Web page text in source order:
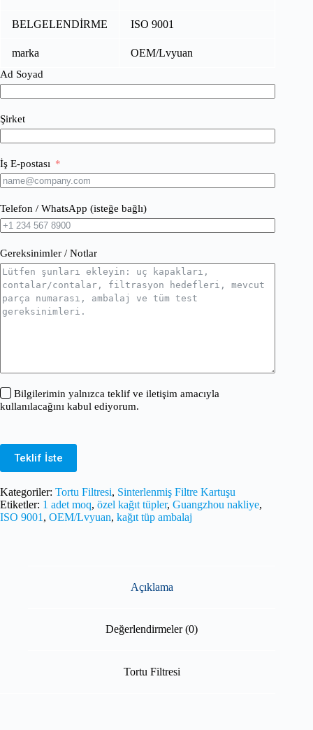
BELGELENDİRME ISO 9001
marka OEM/Lvyuan
Ad Soyad
Şirket
İş E-postası
Telefon / WhatsApp (isteğe bağlı)
Gereksinimler / Notlar
Bilgilerimin yalnızca teklif ve iletişim amacıyla
kullanılacağını kabul ediyorum.
Teklif İste
Kategoriler: Tortu Filtresi, Sinterlenmiş Filtre Kartuşu
Etiketler: 1 adet moq, özel kağıt tüpler, Guangzhou nakliye,
ISO 9001 , OEM/Lvyuan, kağıt tüp ambalaj
Açıklama
Değerlendirmeler (0)
Tortu Filtresi